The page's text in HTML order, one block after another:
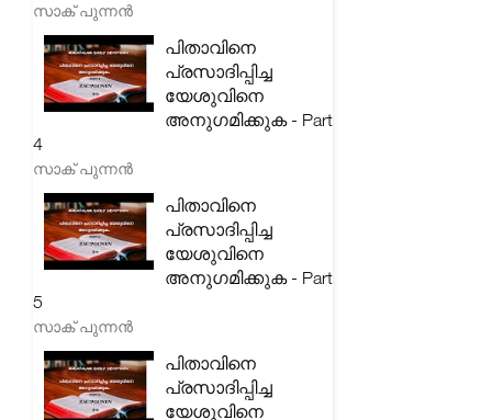
സാക് പുന്നൻ
പിതാവിനെ
പ്രസാദിപ്പിച്ച
യേശുവിനെ
അനുഗമിക്കുക - Part
4
സാക് പുന്നൻ
പിതാവിനെ
പ്രസാദിപ്പിച്ച
യേശുവിനെ
അനുഗമിക്കുക - Part
5
സാക് പുന്നൻ
പിതാവിനെ
പ്രസാദിപ്പിച്ച
യേശുവിനെ